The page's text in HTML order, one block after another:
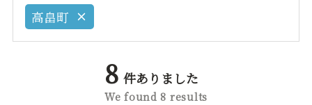
高畠町
8 件ありました
We found 8 results